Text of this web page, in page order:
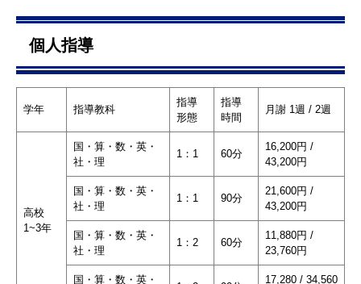
個人指導
学年 指導教科
指導
形態
指導
時間
月謝 1週 / 2週
高校
1~3年
国・算・数・英・
社・理
1：1 60分
16,200円 /
43,200円
国・算・数・英・
社・理
1：1 90分
21,600円 /
43,200円
国・算・数・英・
社・理
1：2 60分
11,880円 /
23,760円
国・算・数・英・
17,280 / 34,560